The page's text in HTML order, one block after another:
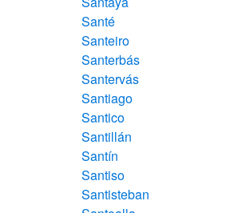
Santé
Santeiro
Santerbás
Santervás
Santiago
Santico
Santillán
Santín
Santiso
Santisteban